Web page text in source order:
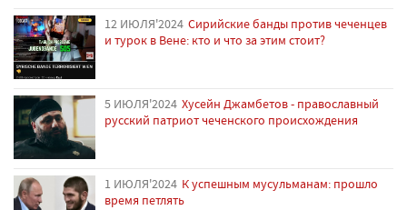
12 ИЮЛЯ'2024 Сирийские банды против чеченцев
и турок в Вене: кто и что за этим стоит?
5 ИЮЛЯ'2024 Хусейн Джамбетов - православный
русский патриот чеченского происхождения
1 ИЮЛЯ'2024 К успешным мусульманам: прошло
время петлять